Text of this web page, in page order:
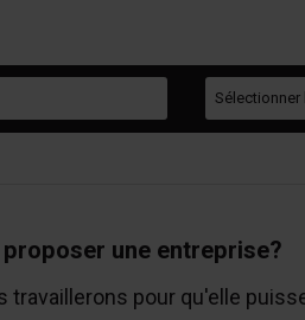
une entreprise?
travaillerons pour qu'elle